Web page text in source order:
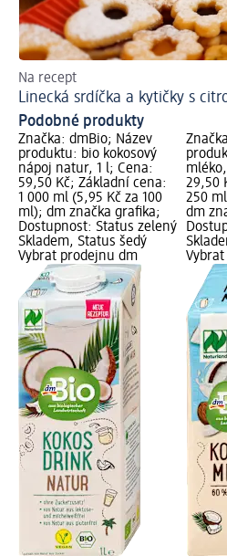
Na recept
Linecká srdíčka a kytičky s
Podobné produkty
Značka: dmBio; Název
produktu: bio kokosový
nápoj natur, 1 l; Cena:
59,50 Kč; Základní cena:
1 000 ml (5,95 Kč za 100
ml); dm značka grafika;
Dostupnost: Status zelený
Skladem, Status šedý
Vybrat prodejnu dm
29,50
250
dm